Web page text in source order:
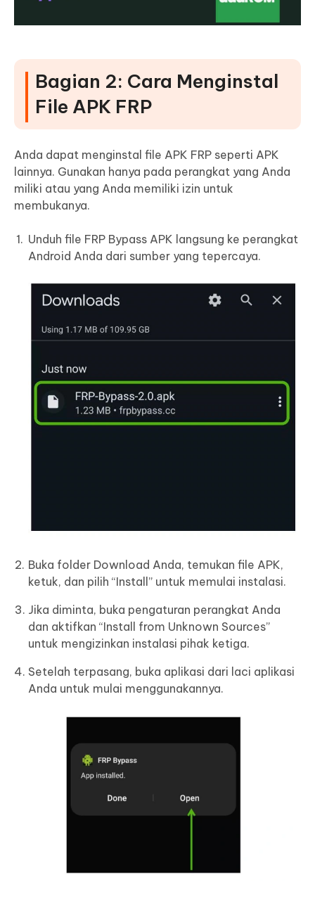
Bagian 2: Cara Menginstal
File APK FRP
Anda dapat menginstal file APK FRP seperti APK
lainnya. Gunakan hanya pada perangkat yang Anda
miliki atau yang Anda memiliki izin untuk
membukanya.
Unduh file FRP Bypass APK langsung ke perangkat
Android Anda dari sumber yang tepercaya.
Buka folder Download Anda, temukan file APK,
ketuk, dan pilih “Install” untuk memulai instalasi.
Jika diminta, buka pengaturan perangkat Anda
dan aktifkan “Install from Unknown Sources”
untuk mengizinkan instalasi pihak ketiga.
Setelah terpasang, buka aplikasi dari laci aplikasi
Anda untuk mulai menggunakannya.